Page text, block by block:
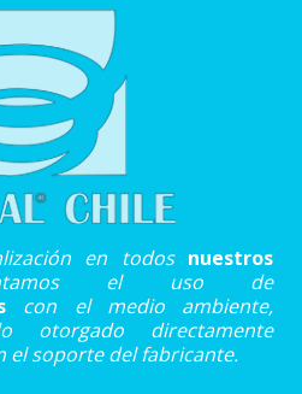
en todos nuestros
el uso de
con el medio ambiente,
otorgado directamente
el soporte del fabricante.